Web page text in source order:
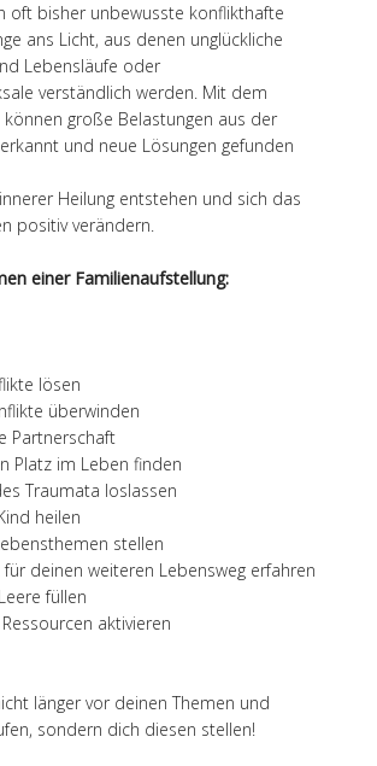
oft bisher unbewusste konflikthafte
ans Licht, aus denen unglückliche
Lebensläufe oder
verständlich werden. Mit dem
können große Belastungen aus der
und neue Lösungen gefunden
Heilung entstehen und sich das
positiv verändern.
einer Familienaufstellung:
lösen
überwinden
Partnerschaft
Platz im Leben finden
Traumata loslassen
heilen
stellen
deinen weiteren Lebensweg erfahren
füllen
aktivieren
länger vor deinen Themen und
sondern dich diesen stellen!